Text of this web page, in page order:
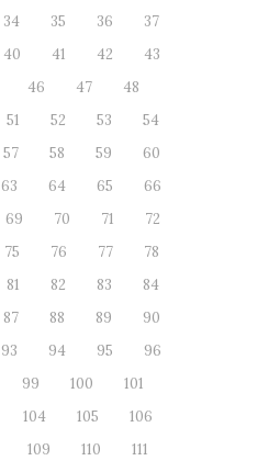
34 35 36
37
40 41 42
43
46 47
48
51 52 53
54
57 58 59
60
63 64 65
66
69 70 71
72
75 76 77
78
81 82 83
84
87 88 89
90
93 94 95
96
99 100
101
104 105
106
109 110
111